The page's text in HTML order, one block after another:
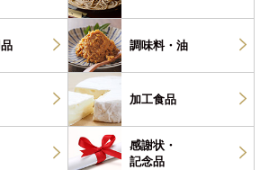
調味料・ 油
加工食品
感謝状・
記念品